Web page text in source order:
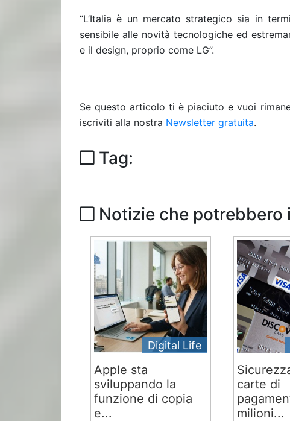
“L’Italia è un mercato strategico sia in
sensibile alle novità tecnologiche ed
e il design, proprio come LG”.
Se questo articolo ti è piaciuto e vuoi
iscriviti alla nostra Newsletter gratuita.
Tag:
Notizie che potrebbero
Digital Life
Apple sta
sviluppando la
funzione di copia
e...
carte di
milioni...